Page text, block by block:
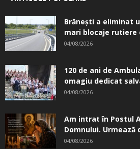
Brănești a eliminat
mari blocaje rutiere
04/08/2026
120 de ani de
omagiu dedicat
04/08/2026
Am intrat în Postul
Domnului. Urmează
04/08/2026